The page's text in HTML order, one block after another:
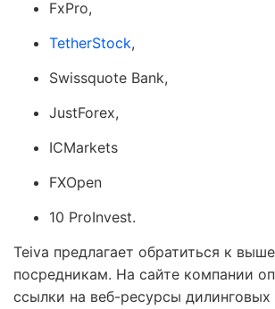
FxPro,
TetherStock,
Swissquote Bank,
JustForex,
ICMarkets
FXOpen
10 ProInvest.
Teiva предлагает обратиться к
посредникам. На сайте компании
ссылки на веб-ресурсы дилинговых